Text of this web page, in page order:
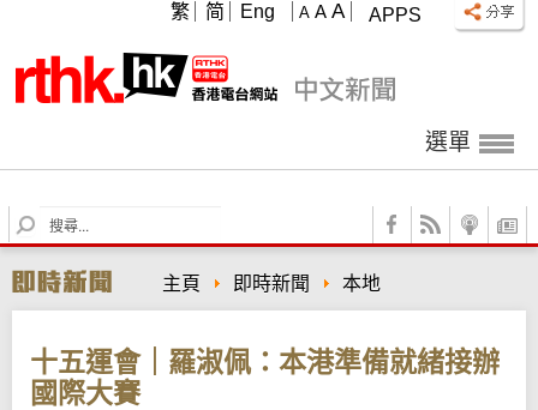
APPS
A A A
繁 简 Eng
選單
S
e
r
c
主頁 即時新聞 本地
十五運會｜羅淑佩：本港準備就緒接辦
國際大賽